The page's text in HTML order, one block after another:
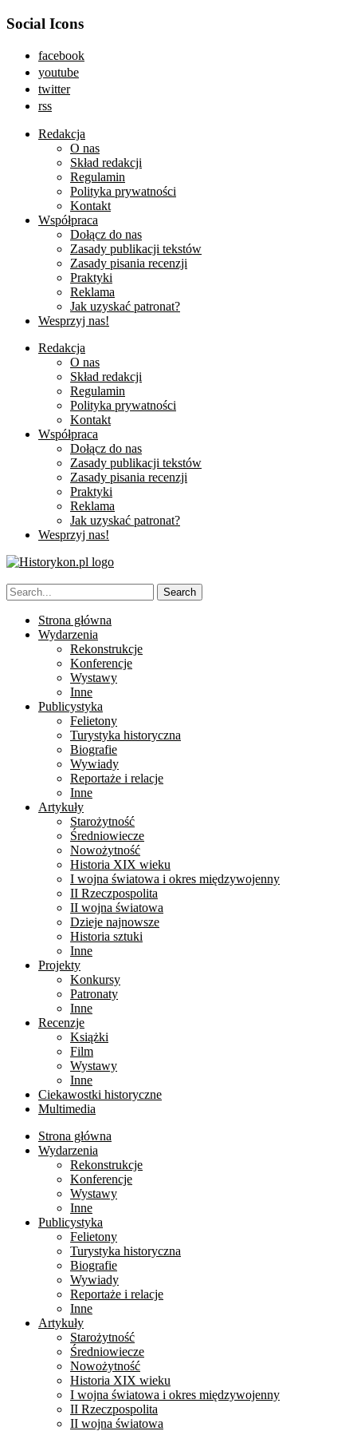
Social Icons
facebook
youtube
twitter
rss
Redakcja
O nas
Skład redakcji
Regulamin
Polityka prywatności
Kontakt
Współpraca
Dołącz do nas
Zasady publikacji tekstów
Zasady pisania recenzji
Praktyki
Reklama
Jak uzyskać patronat?
Wesprzyj nas!
Redakcja
O nas
Skład redakcji
Regulamin
Polityka prywatności
Kontakt
Współpraca
Dołącz do nas
Zasady publikacji tekstów
Zasady pisania recenzji
Praktyki
Reklama
Jak uzyskać patronat?
Wesprzyj nas!
Strona główna
Wydarzenia
Rekonstrukcje
Konferencje
Wystawy
Inne
Publicystyka
Felietony
Turystyka historyczna
Biografie
Wywiady
Reportaże i relacje
Inne
Artykuły
Starożytność
Średniowiecze
Nowożytność
Historia XIX wieku
I wojna światowa i okres międzywojenny
II Rzeczpospolita
II wojna światowa
Dzieje najnowsze
Historia sztuki
Inne
Projekty
Konkursy
Patronaty
Inne
Recenzje
Książki
Film
Wystawy
Inne
Ciekawostki historyczne
Multimedia
Strona główna
Wydarzenia
Rekonstrukcje
Konferencje
Wystawy
Inne
Publicystyka
Felietony
Turystyka historyczna
Biografie
Wywiady
Reportaże i relacje
Inne
Artykuły
Starożytność
Średniowiecze
Nowożytność
Historia XIX wieku
I wojna światowa i okres międzywojenny
II Rzeczpospolita
II wojna światowa